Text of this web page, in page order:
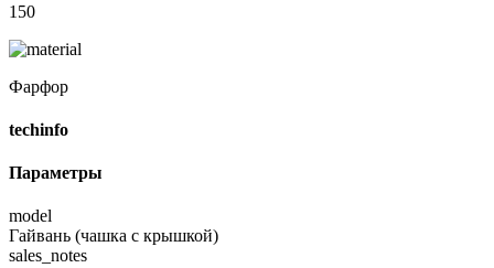
150
Фарфор
techinfo
Параметры
model
Гайвань (чашка с крышкой)
sales_notes